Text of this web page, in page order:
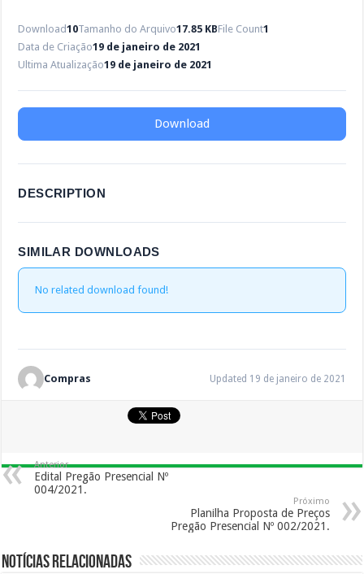
Download10Tamanho do Arquivo17.85 KBFile Count1
Data de Criação19 de janeiro de 2021
Ultima Atualização19 de janeiro de 2021
Download
DESCRIPTION
SIMILAR DOWNLOADS
No related download found!
Compras Updated 19 de janeiro de 2021
Anterior
Edital Pregão Presencial Nº
004/2021.
Próximo
Planilha Proposta de Preços
Pregão Presencial Nº 002/2021.
Notícias Relacionadas